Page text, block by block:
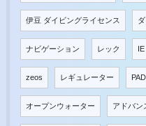
伊豆 ダイビングライセンス
ナビゲーション レック IE
zeos レギュレーター
オープンウォーター アドバン